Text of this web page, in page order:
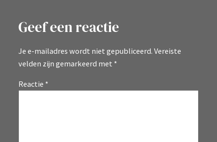
Geef een reactie
Je e-mailadres wordt niet gepubliceerd. Vereiste
velden zijn gemarkeerd met *
Reactie *